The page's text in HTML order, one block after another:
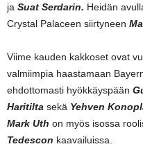
ja Suat Serdarin. Heidän
Crystal Palaceen siirtyneen
Viime kauden kakkoset ovat
valmiimpia haastamaan
ehdottomasti hyökkäyspään
Haritilta sekä Yehven
Mark Uth on myös isossa
Tedescon kaavailuissa.